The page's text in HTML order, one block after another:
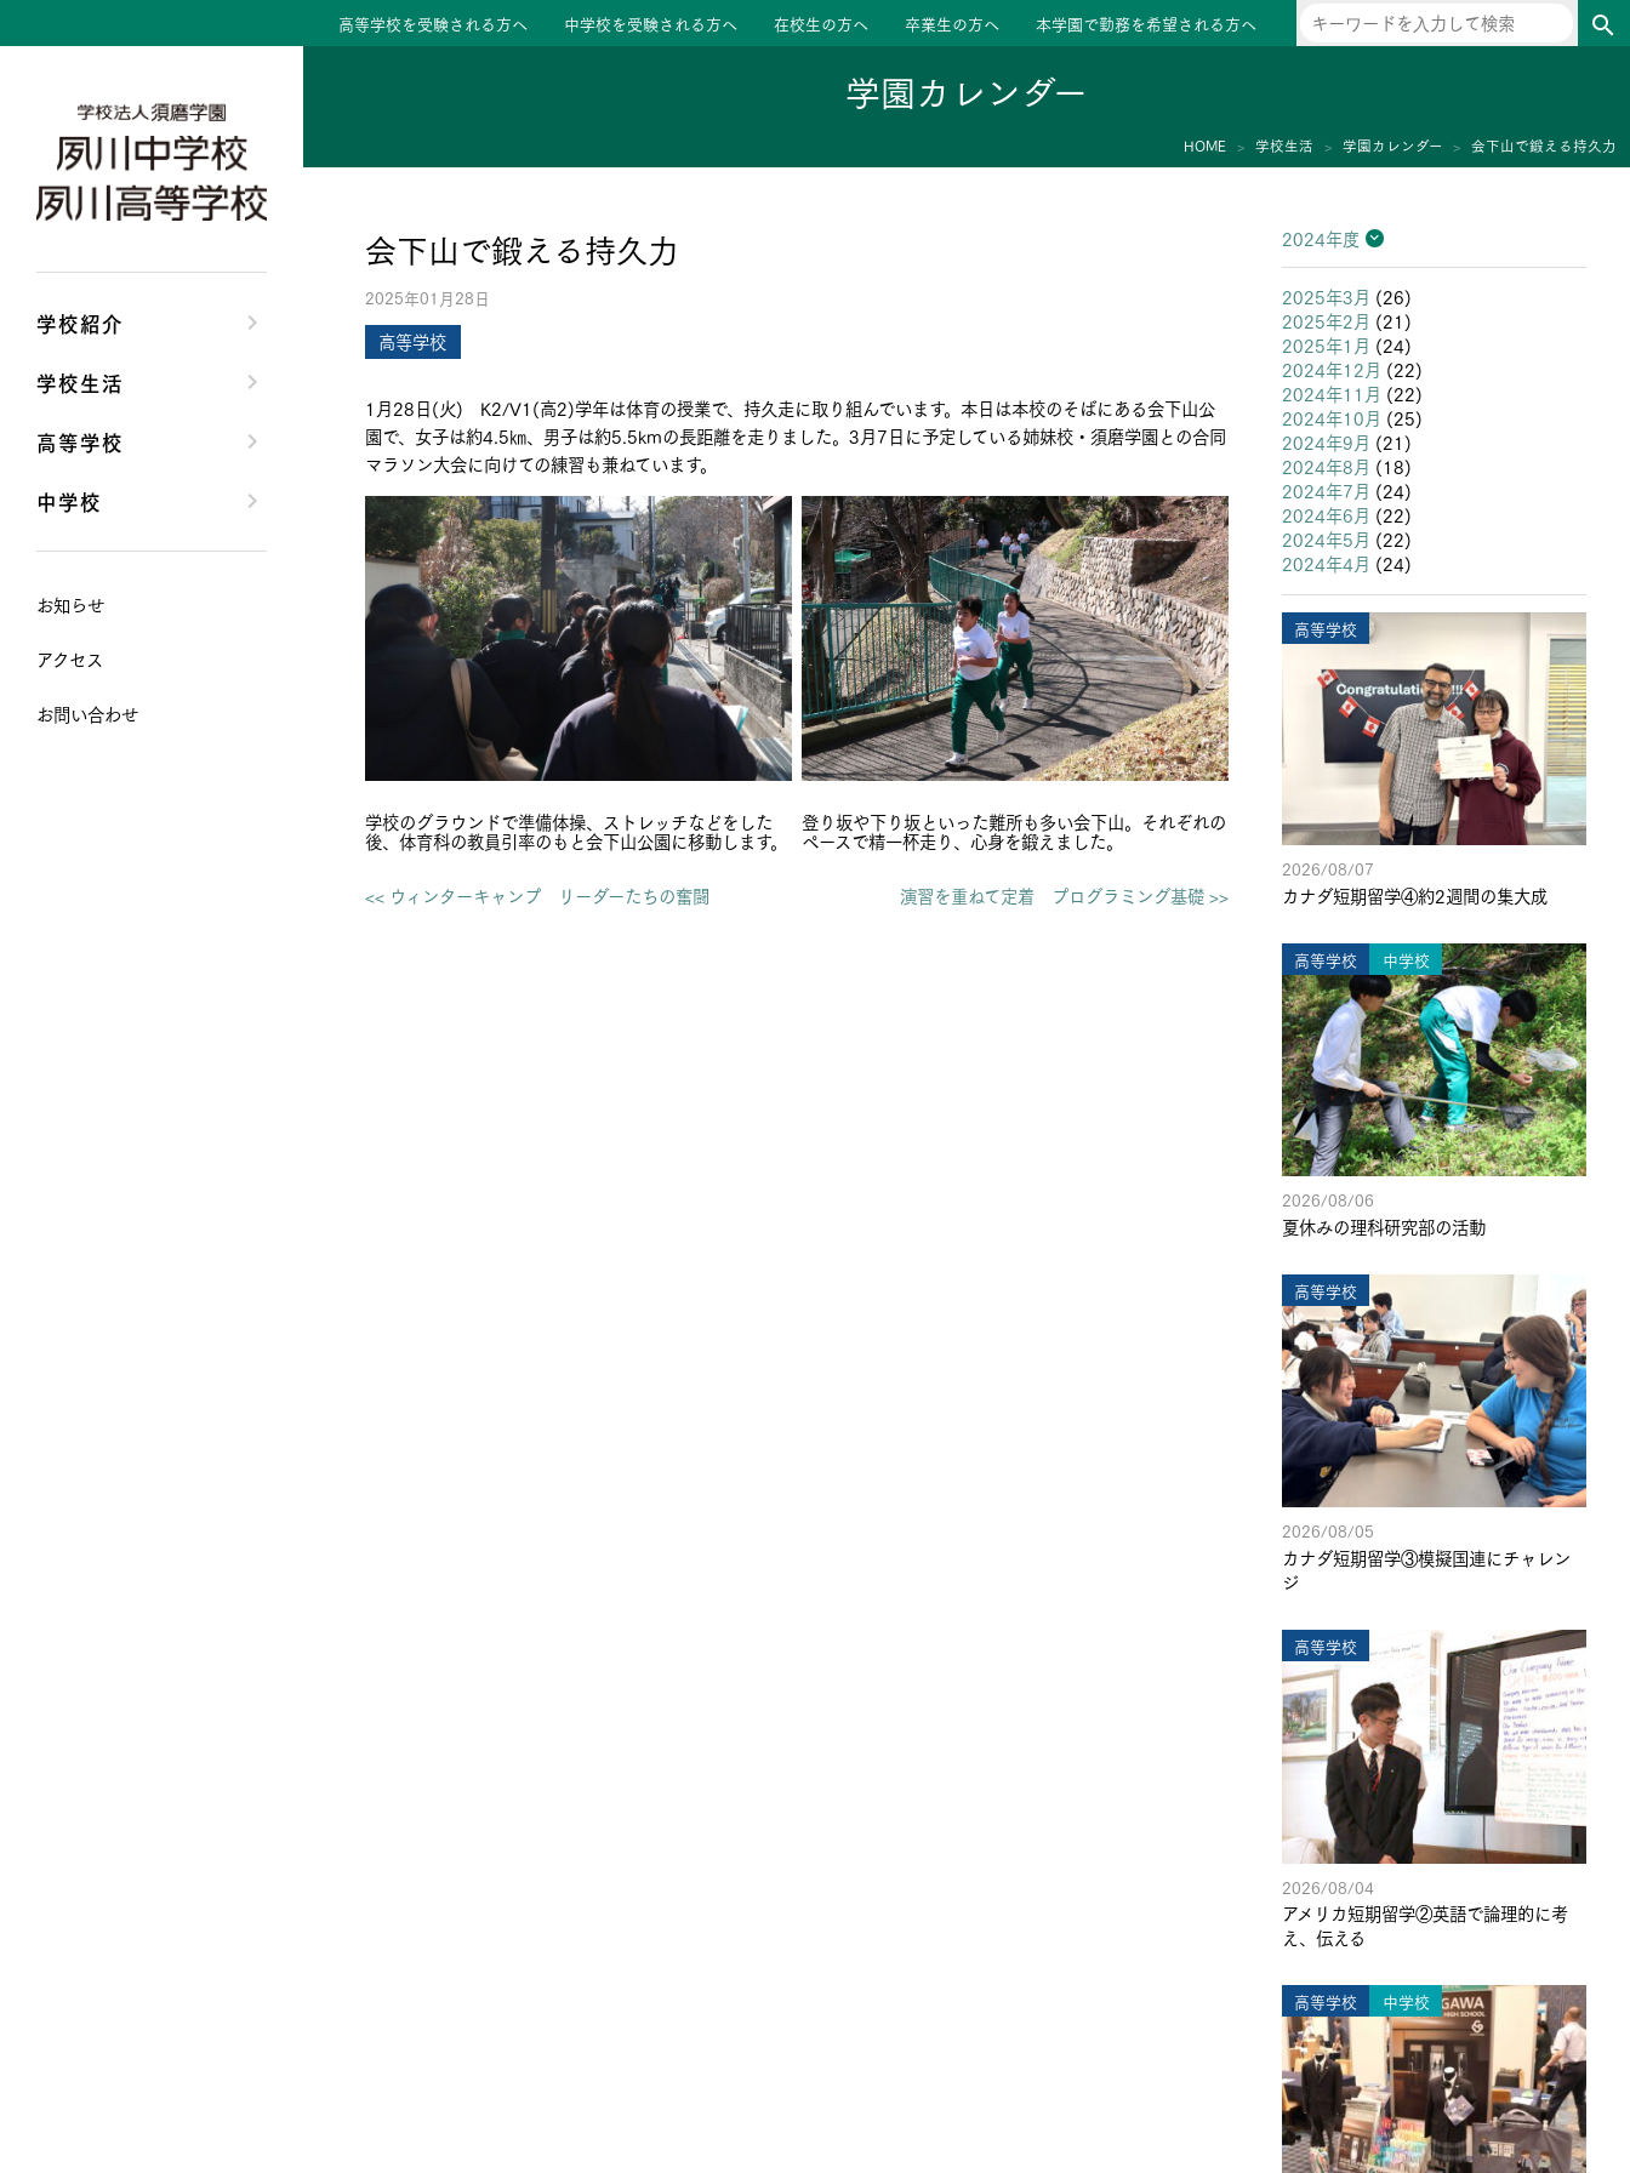
高等学校を受験される方へ 中学校を受験される方へ 在校生の方へ 卒業生の方へ 本学園で勤務を希望される方へ search
学園カレンダー
HOME 学校生活 学園カレンダー 会下山で鍛える持久力
会下山で鍛える持久力
2025年01月28日
高等学校
1月28日(火) K2/V1(高2)学年は体育の授業で、持久走に取り組んでいます。本日は本校のそばにある会下山公
園で、女子は約4.5㎞、男子は約5.5kmの長距離を走りました。3月7日に予定している姉妹校・須磨学園との合同
マラソン大会に向けての練習も兼ねています。
学校のグラウンドで準備体操、ストレッチなどをした
後、体育科の教員引率のもと会下山公園に移動します。
登り坂や下り坂といった難所も多い会下山。それぞれの
ペースで精一杯走り、心身を鍛えました。
<< ウィンターキャンプ リーダーたちの奮闘
演習を重ねて定着 プログラミング基礎 >>
2024年度
2026年度
2025年度
2024年度
2023年度
2022年度
2021年度
2020年度
2019年度
2018年度
2017年度
2016年度
2015年度
2014年度
2013年度
2025年3月 (26)
2025年2月 (21)
2025年1月 (24)
2024年12月 (22)
2024年11月 (22)
2024年10月 (25)
2024年9月 (21)
2024年8月 (18)
2024年7月 (24)
2024年6月 (22)
2024年5月 (22)
2024年4月 (24)
高等学校
2026/08/07
カナダ短期留学④約2週間の集大成
高等学校 中学校
2026/08/06
夏休みの理科研究部の活動
高等学校
2026/08/05
カナダ短期留学③模擬国連にチャレン
ジ
高等学校
2026/08/04
アメリカ短期留学②英語で論理的に考
え、伝える
高等学校 中学校
学校紹介
学校生活
高等学校
中学校
お知らせ
アクセス
お問い合わせ
安心して任せられる学校
沿革
大学合格実績
夙川ブログ
制服紹介
高校の教育方針／特色
特進コース／進学コース
先輩たちの声・生徒たちの声
中学校の教育方針／特色
Aコース／Bコース
先輩たちの声・生徒たちの声